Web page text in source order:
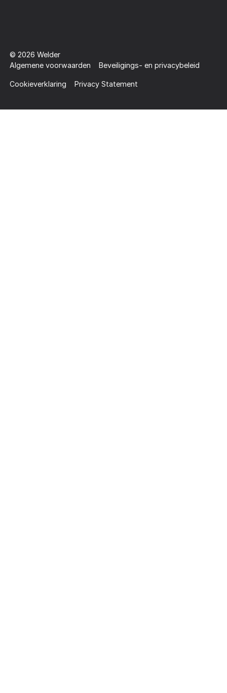
© 2026 Welder
Algemene voorwaarden
Beveiligings- en privacybeleid
Cookieverklaring Privacy Statement